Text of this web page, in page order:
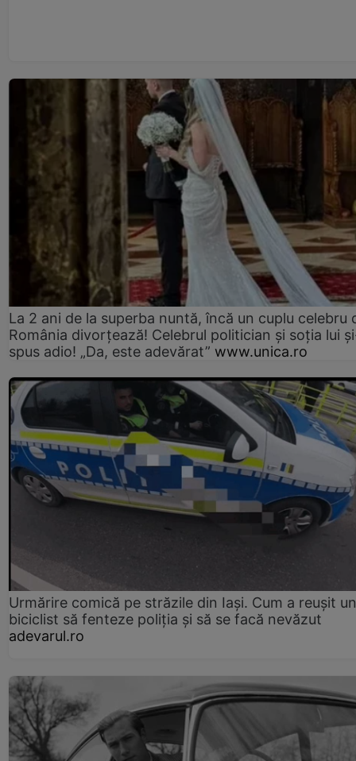
La 2 ani de la superba nuntă, încă un cuplu celebru
România divorțează! Celebrul politician și soția lui
spus adio! „Da, este adevărat” www.unica.ro
Urmărire comică pe străzile din Iași. Cum a reușit un
biciclist să fenteze poliția și să se facă nevăzut
adevarul.ro